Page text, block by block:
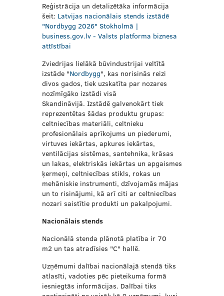
Reģistrācija un detalizētāka informācija
šeit: Latvijas nacionālais stends izstādē
"Nordbygg 2026" Stokholmā |
business.gov.lv - Valsts platforma biznesa
attīstībai
Zviedrijas lielākā būvindustrijai veltītā
izstāde "Nordbygg", kas norisinās reizi
divos gados, tiek uzskatīta par nozares
nozīmīgāko izstādi visā
Skandināvijā. Izstādē galvenokārt tiek
reprezentētas šādas produktu grupas:
celtniecības materiāli, celtnieku
profesionālais aprīkojums un piederumi,
virtuves iekārtas, apkures iekārtas,
ventilācijas sistēmas, santehnika, krāsas
un lakas, elektriskās iekārtas un apgaismes
ķermeņi, celtniecības stikls, rokas un
mehāniskie instrumenti, dzīvojamās mājas
un to risinājumi, kā arī citi ar celtniecības
nozari saistītie produkti un pakalpojumi.
Nacionālais stends
Nacionālā stenda plānotā platība ir 70
m2 un tas atradīsies "C" hallē.
Uzņēmumi dalībai nacionālajā stendā tiks
atlasīti, vadoties pēc pieteikuma formā
iesniegtās informācijas. Dalībai tiks